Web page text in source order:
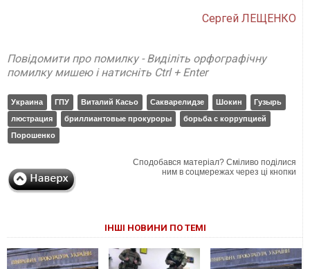
Сергей ЛЕЩЕНКО
Повідомити про помилку - Виділіть орфографічну
помилку мишею і натисніть Ctrl + Enter
Украина ГПУ Виталий Касьо Сакварелидзе Шокин
Гузырь
люстрация
бриллиантовые прокуроры
борьба с коррупцией
Порошенко
Сподобався матеріал? Сміливо поділися
ним в соцмережах через ці кнопки
ІНШІ НОВИНИ ПО ТЕМІ